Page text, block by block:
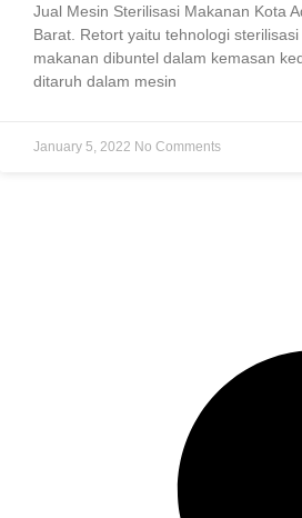
Jual Mesin Sterilisasi Makanan Kota
Barat. Retort yaitu tehnologi
makanan dibuntel dalam kemasan
ditaruh dalam mesin
January 5, 2022 No Comments